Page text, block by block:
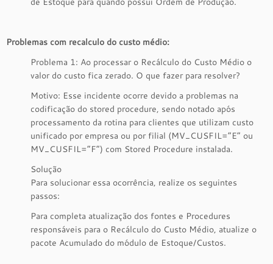
Problemas com recalculo do custo médio:
Problema 1: Ao processar o Recálculo do Custo Médio o
valor do custo fica zerado. O que fazer para resolver?
Motivo: Esse incidente ocorre devido a problemas na
codificação do stored procedure, sendo notado após
processamento da rotina para clientes que utilizam custo
unificado por empresa ou por filial (MV_CUSFIL=”E” ou
MV_CUSFIL=”F”) com Stored Procedure instalada.
Solução
Para solucionar essa ocorrência, realize os seguintes
passos:
Para completa atualização dos fontes e Procedures
responsáveis para o Recálculo do Custo Médio, atualize o
pacote Acumulado do módulo de Estoque/Custos.